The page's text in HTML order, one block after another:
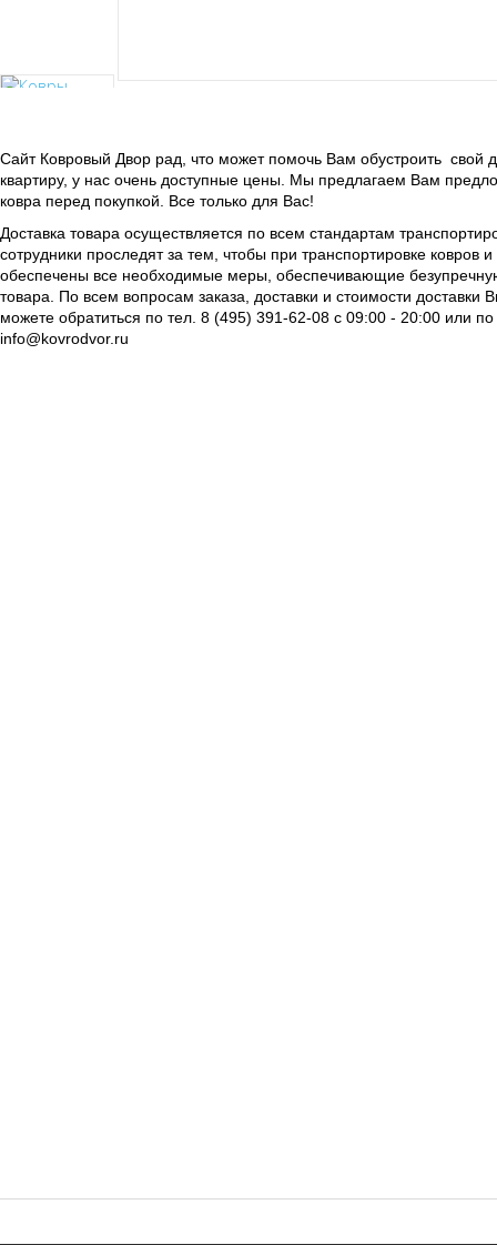
Сайт Ковровый Двор рад, что может помочь Вам обустроить свой
квартиру, у нас очень доступные цены. Мы предлагаем Вам
ковра перед покупкой. Все только для Вас!
Доставка товара осуществляется по всем стандартам
сотрудники проследят за тем, чтобы при транспортировке ковров
обеспечены все необходимые меры, обеспечивающие
товара. По всем вопросам заказа, доставки и стоимости доставки
можете обратиться по тел. 8 (495) 391-62-08 c 09:00 - 20:00 или по
info@kovrodvor.ru